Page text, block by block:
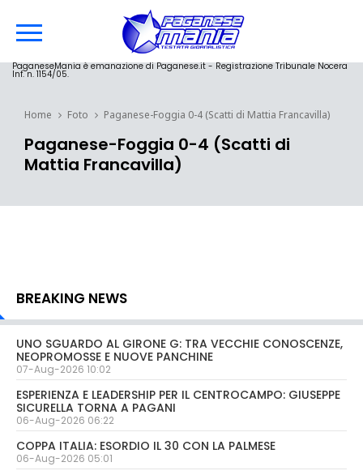
PaganeseMania è emanazione di Paganese.it - Registrazione Tribunale Nocera
Inf. n. 1154/05.
Home Foto Paganese-Foggia 0-4 (Scatti di Mattia Francavilla)
Paganese-Foggia 0-4 (Scatti di
Mattia Francavilla)
BREAKING NEWS
UNO SGUARDO AL GIRONE G: TRA VECCHIE CONOSCENZE,
NEOPROMOSSE E NUOVE PANCHINE
07-Aug-2026 10:02
ESPERIENZA E LEADERSHIP PER IL CENTROCAMPO: GIUSEPPE
SICURELLA TORNA A PAGANI
06-Aug-2026 06:22
COPPA ITALIA: ESORDIO IL 30 CON LA PALMESE
06-Aug-2026 05:01